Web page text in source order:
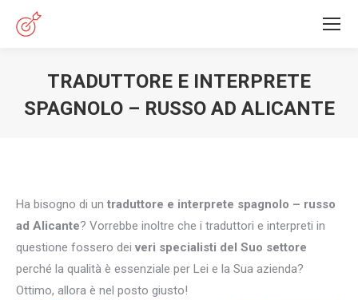
TRADUTTORE E INTERPRETE
SPAGNOLO – RUSSO AD ALICANTE
Ha bisogno di un traduttore e interprete spagnolo – russo
ad Alicante? Vorrebbe inoltre che i traduttori e interpreti in
questione fossero dei veri specialisti del Suo settore
perché la qualità è essenziale per Lei e la Sua azienda?
Ottimo, allora è nel posto giusto!